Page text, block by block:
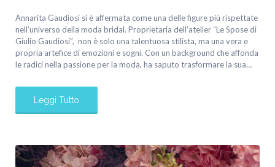
Annarita Gaudiosi si è affermata come una delle figure più rispettate
nell’universo della moda bridal. Proprietaria dell’atelier “Le Spose di
Giulio Gaudiosi”, non è solo una talentuosa stilista, ma una vera e
propria artefice di emozioni e sogni. Con un background che affonda
le radici nella passione per la moda, ha saputo trasformare la sua…
Leggi Tutto